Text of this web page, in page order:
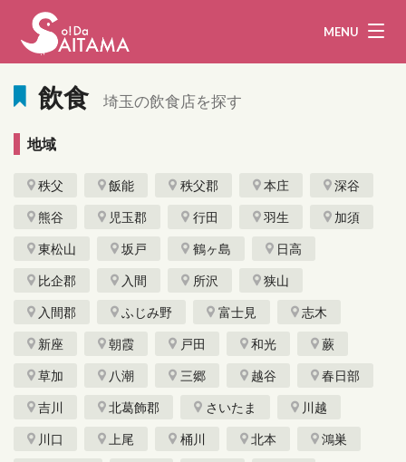
MENU
企業・団体 教育・医療
地域から探す
募集！ お問い合わせ
運営団体 ライター
飲食 埼玉の飲食店を探す
地域
秩父 飯能 秩父郡 本庄 深谷
熊谷 児玉郡 行田 羽生 加須
東松山 坂戸 鶴ヶ島 日高
比企郡 入間 所沢 狭山
入間郡 ふじみ野 富士見 志木
新座 朝霞 戸田 和光 蕨
草加 八潮 三郷 越谷 春日部
吉川 北葛飾郡 さいたま 川越
川口 上尾 桶川 北本 鴻巣